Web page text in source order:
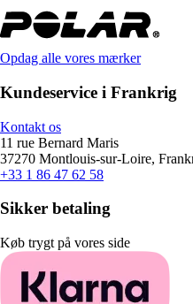
Opdag alle vores mærker
Kundeservice i Frankrig
Kontakt os
11 rue Bernard Maris
37270 Montlouis-sur-Loire,
+33 1 86 47 62 58
Sikker betaling
Køb trygt på vores side